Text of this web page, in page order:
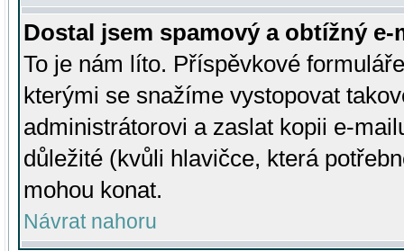
Dostal jsem spamový a obtížný
To je nám líto. Příspěvkové
kterými se snažíme vystopovat
administrátorovi a zaslat kopii e-
důležité (kvůli hlavičce, která
mohou konat.
Návrat nahoru